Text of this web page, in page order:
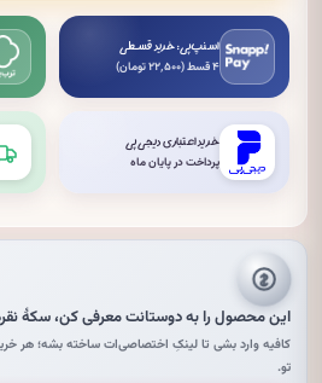
اسنپ‌پی: خرید قسطی
۴ قسط (۲۲٬۵۰۰ تومان)
خرید اعتباری دیجی‌پی
پرداخت در پایان ماه
این محصول را به دوستانت معرفی کن،سکهٔ
کافیه وارد بشی تا لینکِ اختصاصی‌ات ساخته بشه؛ هر
تو.